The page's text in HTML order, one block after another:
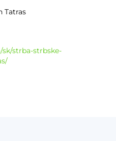
Tatras
strba-strbske-